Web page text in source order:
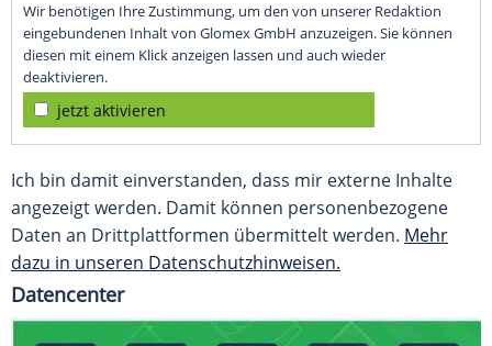
Wir benötigen Ihre Zustimmung, um den von unserer Redaktion
eingebundenen Inhalt von Glomex GmbH anzuzeigen. Sie können
diesen mit einem Klick anzeigen lassen und auch wieder
deaktivieren.
jetzt aktivieren
Ich bin damit einverstanden, dass mir externe Inhalte
angezeigt werden. Damit können personenbezogene
Daten an Drittplattformen übermittelt werden. Mehr
dazu in unseren Datenschutzhinweisen.
Datencenter